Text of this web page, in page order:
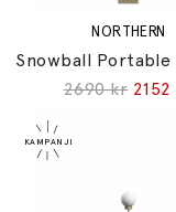
NORTHERN
2690 kr